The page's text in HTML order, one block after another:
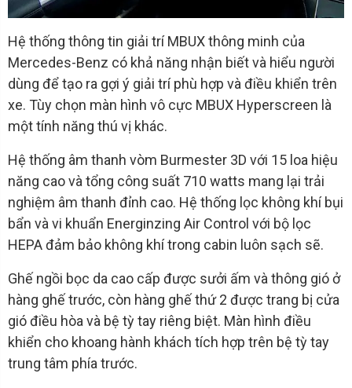
Hệ thống thông tin giải trí MBUX thông minh của
Mercedes-Benz có khả năng nhận biết và hiểu người
dùng để tạo ra gợi ý giải trí phù hợp và điều khiển trên
xe. Tùy chọn màn hình vô cực MBUX Hyperscreen là
một tính năng thú vị khác.
Hệ thống âm thanh vòm Burmester 3D với 15 loa hiệu
năng cao và tổng công suất 710 watts mang lại trải
nghiệm âm thanh đỉnh cao. Hệ thống lọc không khí bụi
bẩn và vi khuẩn Energinzing Air Control với bộ lọc
HEPA đảm bảo không khí trong cabin luôn sạch sẽ.
Ghế ngồi bọc da cao cấp được sưởi ấm và thông gió ở
hàng ghế trước, còn hàng ghế thứ 2 được trang bị cửa
gió điều hòa và bệ tỳ tay riêng biệt. Màn hình điều
khiển cho khoang hành khách tích hợp trên bệ tỳ tay
trung tâm phía trước.